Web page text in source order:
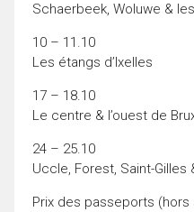
Schaerbeek, Woluwe &
10 – 11.10
Les étangs d’Ixelles
17 – 18.10
Le centre & l’ouest de
24 – 25.10
Uccle, Forest, Saint-Gilles
Prix des passeports